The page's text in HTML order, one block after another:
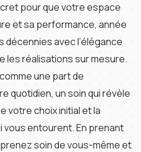
pour que votre espace
et sa performance, année
avec l’élégance
les réalisations sur mesure.
une part de
quotidien, un soin qui révèle
votre choix initial et la
vous entourent. En prenant
soin de vous-même et